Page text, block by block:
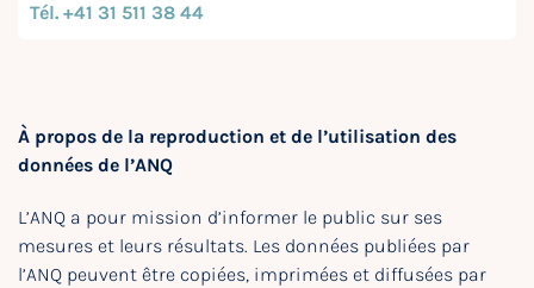
Tél. +41 31 511 38 44
À propos de la reproduction et de l’utilisation des
données de l’ANQ
L’ANQ a pour mission d’informer le public sur ses
mesures et leurs résultats. Les données publiées par
l’ANQ peuvent être copiées, imprimées et diffusées par